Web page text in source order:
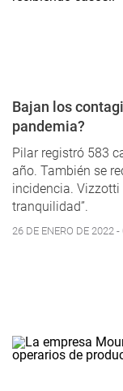
Bajan los
pandemia?
Pilar registró 583
año. También se
incidencia. Vizzotti
tranquilidad”.
26 DE ENERO DE 2022